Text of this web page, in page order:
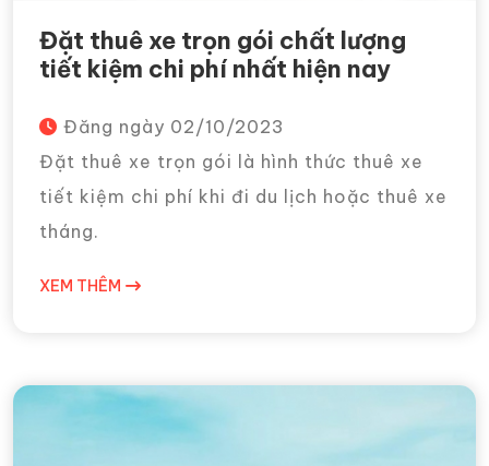
Đặt thuê xe trọn gói chất lượng
tiết kiệm chi phí nhất hiện nay
Đăng ngày 02/10/2023
Đặt thuê xe trọn gói là hình thức thuê xe
tiết kiệm chi phí khi đi du lịch hoặc thuê xe
tháng.
XEM THÊM